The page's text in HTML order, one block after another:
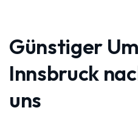
Günstiger
Innsbruck
uns